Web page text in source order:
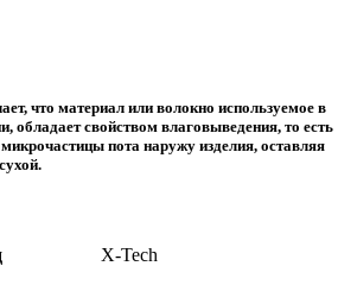
что материал или волокно используемое в
обладает свойством влаговыведения, то есть
пота наружу изделия, оставляя
X-Tech